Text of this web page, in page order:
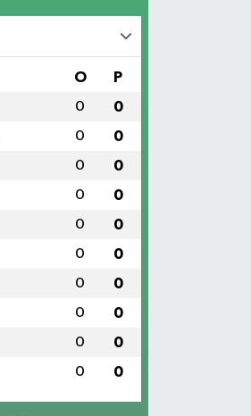
O P
0 0
0 0
0 0
0 0
0 0
0 0
0 0
0 0
0 0
0 0